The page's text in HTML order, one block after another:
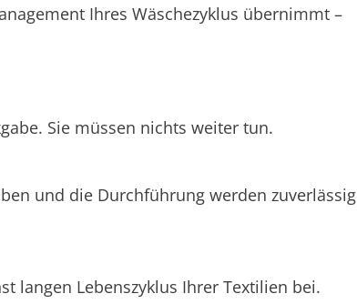
Ihres Wäschezyklus übernimmt –
Sie müssen nichts weiter tun.
und die Durchführung werden zuverlässig
langen Lebenszyklus Ihrer Textilien bei.